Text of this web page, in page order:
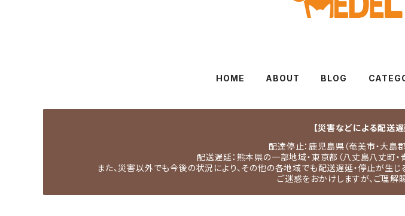
HOME ABOUT BLOG
【災害などによる配送
配達停止：鹿児島県（奄美市・大島
配送遅延：熊本県の一部地域・東京都（八丈島八丈町・
また、災害以外でも今後の状況により、その他の各地域でも配送遅延・停止が生
ご迷惑をおかけしますが、ご理解